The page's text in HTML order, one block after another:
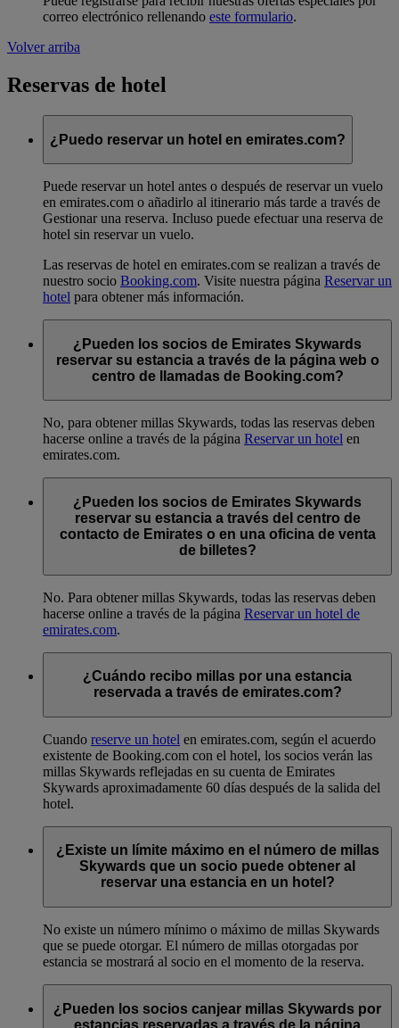
correo electrónico rellenando este formulario.
Volver arriba
Reservas de hotel
¿Puedo reservar un hotel en emirates.com?
Puede reservar un hotel antes o después de reservar un vuelo
en emirates.com o añadirlo al itinerario más tarde a través de
Gestionar una reserva. Incluso puede efectuar una reserva de
hotel sin reservar un vuelo.
Las reservas de hotel en emirates.com se realizan a través de
nuestro socio Booking.com. Visite nuestra página Reservar un
hotel para obtener más información.
¿Pueden los socios de Emirates Skywards
reservar su estancia a través de la página web o
centro de llamadas de Booking.com?
No, para obtener millas Skywards, todas las reservas deben
hacerse online a través de la página Reservar un hotel en
emirates.com.
¿Pueden los socios de Emirates Skywards
reservar su estancia a través del centro de
contacto de Emirates o en una oficina de venta
de billetes?
No. Para obtener millas Skywards, todas las reservas deben
hacerse online a través de la página Reservar un hotel de
emirates.com.
¿Cuándo recibo millas por una estancia
reservada a través de emirates.com?
Cuando reserve un hotel en emirates.com, según el acuerdo
existente de Booking.com con el hotel, los socios verán las
millas Skywards reflejadas en su cuenta de Emirates
Skywards aproximadamente 60 días después de la salida del
hotel.
¿Existe un límite máximo en el número de millas
Skywards que un socio puede obtener al
reservar una estancia en un hotel?
No existe un número mínimo o máximo de millas Skywards
que se puede otorgar. El número de millas otorgadas por
estancia se mostrará al socio en el momento de la reserva.
¿Pueden los socios canjear millas Skywards por
estancias reservadas a través de la página